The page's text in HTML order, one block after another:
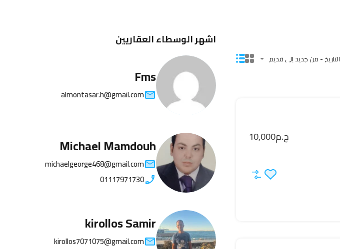
التاريخ - من جديد إلى قديم
ج.م10,000
اشهر الوسطاء العقاريين
Fms
almontasar.h@gmail.com
Michael Mamdouh
michaelgeorge468@gmail.com
01117971730
kirollos Samir
kirollos7071075@gmail.com